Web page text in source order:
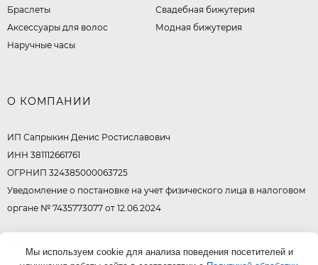
Браслеты
Аксессуары для волос
Наручные часы
Свадебная бижутерия
Модная бижутерия
О КОМПАНИИ
ИП Сапрыкин Денис Ростиславович
ИНН 381112661761
ОГРНИП 324385000063725
Уведомление о постановке на учет физического лица в налоговом
органе № 7435773077 от 12.06.2024
Мы используем cookie для анализа поведения посетителей и